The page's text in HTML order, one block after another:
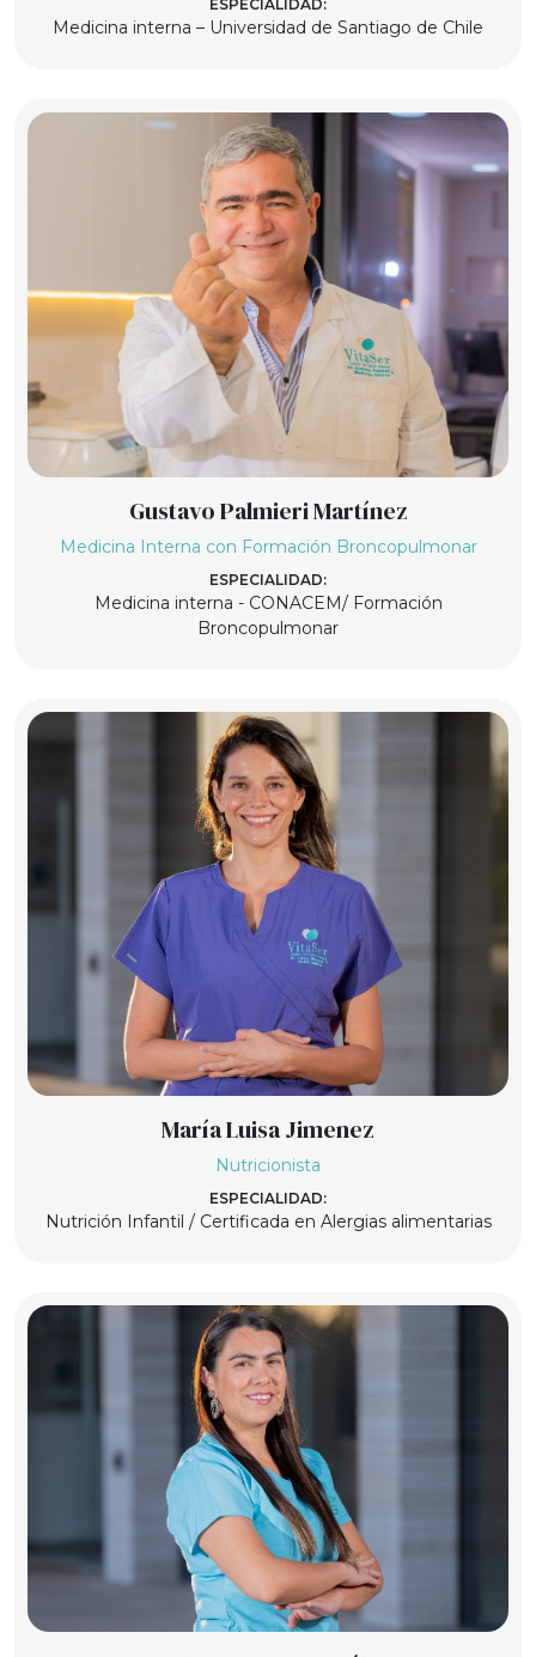
ESPECIALIDAD:
Medicina interna – Universidad de Santiago de Chile
Gustavo Palmieri Martínez
Medicina Interna con Formación Broncopulmonar
ESPECIALIDAD:
Medicina interna - CONACEM/ Formación
Broncopulmonar
María Luisa Jimenez
Nutricionista
ESPECIALIDAD:
Nutrición Infantil / Certificada en Alergias alimentarias